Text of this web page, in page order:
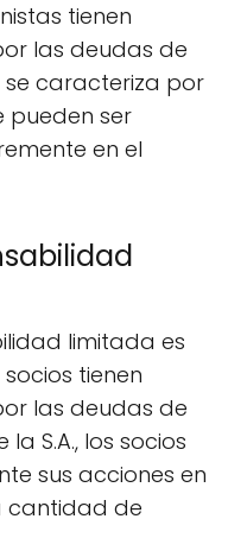
tienen
las deudas de
se caracteriza por
pueden ser
en el
limitada es
tienen
las deudas de
S.A., los socios
sus acciones en
cantidad de